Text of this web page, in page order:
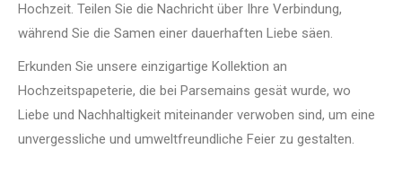
Hochzeit. Teilen Sie die Nachricht über Ihre Verbindung,
während Sie die Samen einer dauerhaften Liebe säen.
Erkunden Sie unsere einzigartige Kollektion an
Hochzeitspapeterie, die bei Parsemains gesät wurde, wo
Liebe und Nachhaltigkeit miteinander verwoben sind, um eine
unvergessliche und umweltfreundliche Feier zu gestalten.